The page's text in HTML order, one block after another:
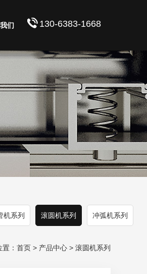
们 130-6383-1668
机系列 滚圆机系列 冲弧机系列
： 首页 > 产品中心 > 滚圆机系列